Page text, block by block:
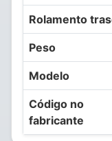
Rolamento
Peso
Modelo
Código no
fabricante